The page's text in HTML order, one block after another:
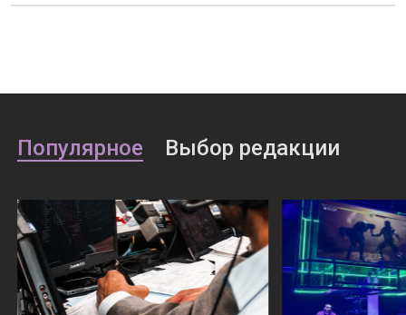
Популярное Выбор редакции